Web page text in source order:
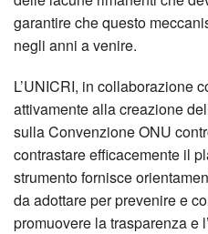
garantire che questo
negli anni a venire.
L’UNICRI, in collaborazione
attivamente alla creazione
sulla Convenzione ONU
contrastare efficacemente il
strumento fornisce
da adottare per prevenire e
promuovere la trasparenza e